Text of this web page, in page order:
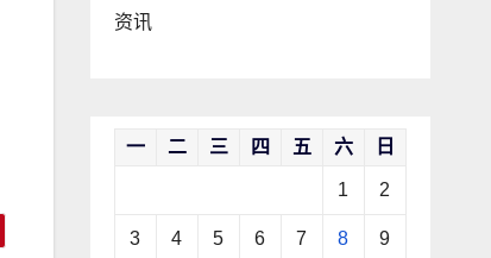
资讯
一 二 三 四 五 六 日
1 2
3 4 5 6 7 8 9